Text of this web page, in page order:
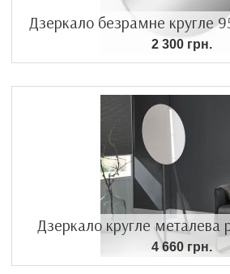
Дзеркало безрамне кругле
2 300 грн.
Дзеркало кругле металева
4 660 грн.